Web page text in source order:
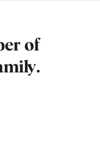
of